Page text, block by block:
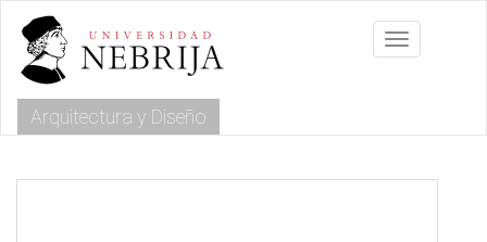
m
Toggle
Arquitectura y Diseño